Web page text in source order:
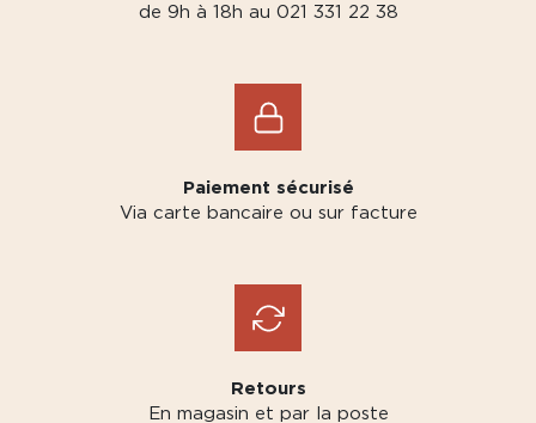
de 9h à 18h au 021 331 22 38
Paiement sécurisé
Via carte bancaire ou sur facture
Retours
En magasin et par la poste